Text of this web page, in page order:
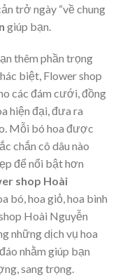
trở ngày “về chung
giúp bạn.
thêm phần trọng
biệt, Flower shop
các đám cưới, đồng
hiện đại, đưa ra
Mỗi bó hoa được
chắn cô dâu nào
để nổi bật hơn
shop Hoài
bó, hoa giỏ, hoa bình
Hoài Nguyễn
những dịch vụ hoa
nhằm giúp bạn
sang trọng.